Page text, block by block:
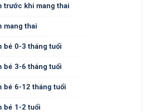
trước khi mang thai
mang thai
bé 0-3 tháng tuổi
bé 3-6 tháng tuổi
bé 6-12 tháng tuổi
bé 1-2 tuổi